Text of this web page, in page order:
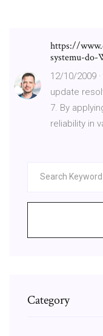
https://
systemu-do-
12/10/2009
update
7. By
reliability in
Category